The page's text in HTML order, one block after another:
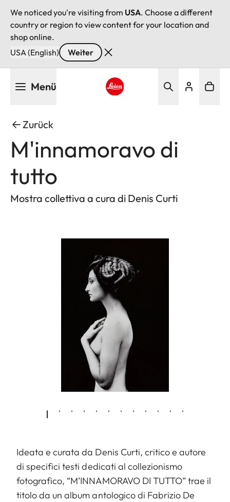
We noticed you're visiting from USA. Choose a different
country or region to view content for your location and
shop online.
USA (English)
Weiter
Menü
Zurück
M'innamoravo di
tutto
Mostra collettiva a cura di Denis Curti
Ideata e curata da Denis Curti, critico e autore
di specifici testi dedicati al collezionismo
fotografico, “M’INNAMORAVO DI TUTTO” trae il
titolo da un album antologico di Fabrizio De